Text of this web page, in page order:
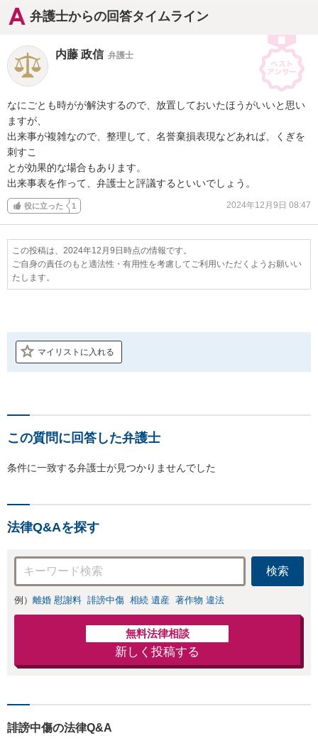
弁護士からの回答タイムライン
内藤 政信 弁護士
なにごとも時がが解決するので、放置しておいたほうがいいと思い
ますが、
出来事が複雑なので、整理して、名誉棄損表現などあれば、くぎを
刺すこ
とが効果的な場合もあります。
出来事表を作って、弁護士と評議するといいでしょう。
役に立った 1 2024年12月9日 08:47
この投稿は、2024年12月9日時点の情報です。
ご自身の責任のもと適法性・有用性を考慮してご利用いただくようお願いい
たします。
マイリストに入れる
この質問に回答した弁護士
条件に一致する弁護士が見つかりませんでした
法律Q&Aを探す
検索
例） 離婚 慰謝料 誹謗中傷 相続 遺産 著作物 違法
無料法律相談
新しく投稿する
誹謗中傷の法律Q&A